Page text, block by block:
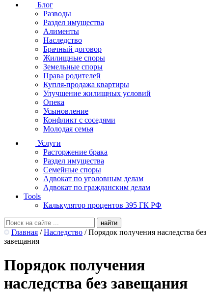
Блог
Разводы
Раздел имущества
Алименты
Наследство
Брачный договор
Жилищные споры
Земельные споры
Права родителей
Купля-продажа квартиры
Улучшение жилищных условий
Опека
Усыновление
Конфликт с соседями
Молодая семья
Услуги
Расторжение брака
Раздел имущества
Семейные споры
Адвокат по уголовным делам
Адвокат по гражданским делам
Tools
Калькулятор процентов 395 ГК РФ
Главная / Наследство / Порядок получения наследства без
завещания
Порядок получения
наследства без завещания